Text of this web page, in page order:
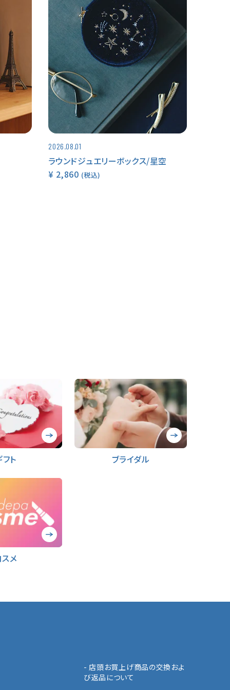
2026.08.01
ラウンドジュエリーボックス/星空
¥ 2,860 (税込)
ト ブライダル
メ
- 店頭お買上げ商品の交換およ
び返品について